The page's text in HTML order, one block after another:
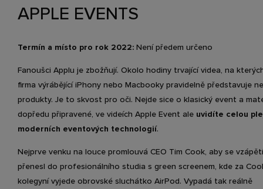
APPLE EVENTS
Termín a místo pro rok 2022:Není předem určeno
Fanoušci Applu je zbožňují. Okolo hodiny trvající videa, na
firma výrábějící iPhony nebo Macbooky pravidelně představuje
produkty. Je to skvost pro oči. Nejde sice o klasický event a
dopředu připravené, ve videích Apple Event ale uvidíte celou
moderních eventových technologií.
Nejprve venku na louce promlouvá CEO Tim Cook, aby se
přenesl do profesionálního studia s green screenem, kde za
kolegyní vyjede obrovské sluchátko AirPod. Vypadá tak reálně